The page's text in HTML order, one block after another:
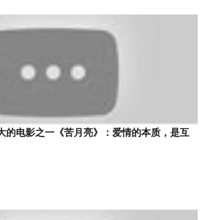
的电影之一《苦月亮》：爱情的本质，是互